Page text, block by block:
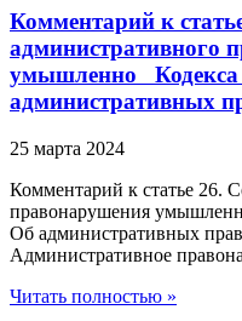
Комментарий к
административного
умышленно Кодекса
административных
25 марта 2024
Комментарий к статье 26.
правонарушения
Об административных
Административное
Читать полностью »